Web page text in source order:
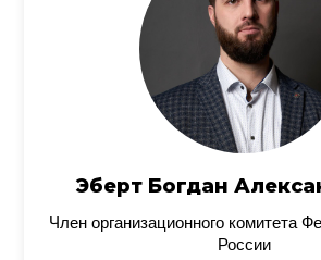
Эберт Богдан
Член организационного комитета
России